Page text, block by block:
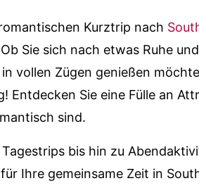
Kurztrip nach
Sie sich nach etwas Ruhe
vollen Zügen genießen
Entdecken Sie eine Fülle an
sind.
bis hin zu
Ihre gemeinsame Zeit in